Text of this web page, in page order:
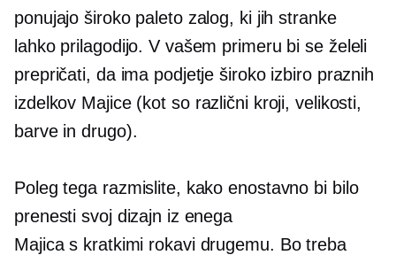
ponujajo široko paleto zalog, ki jih stranke
lahko prilagodijo. V vašem primeru bi se želeli
prepričati, da ima podjetje široko izbiro praznih
izdelkov Majice(kot so različni kroji, velikosti,
barve in drugo).
Poleg tega razmislite, kako enostavno bi bilo
prenesti svoj dizajn iz enega
Majica s kratkimi rokavidrugemu. Bo treba